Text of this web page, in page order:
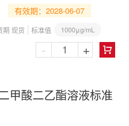
有效期：2028-06-07
期 现货 标准值 1000μg/mL

- +
甲酸二乙酯溶液标准